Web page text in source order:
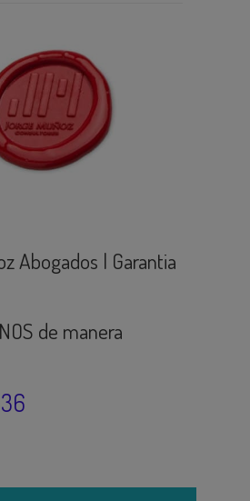
Abogados | Garantia
de manera